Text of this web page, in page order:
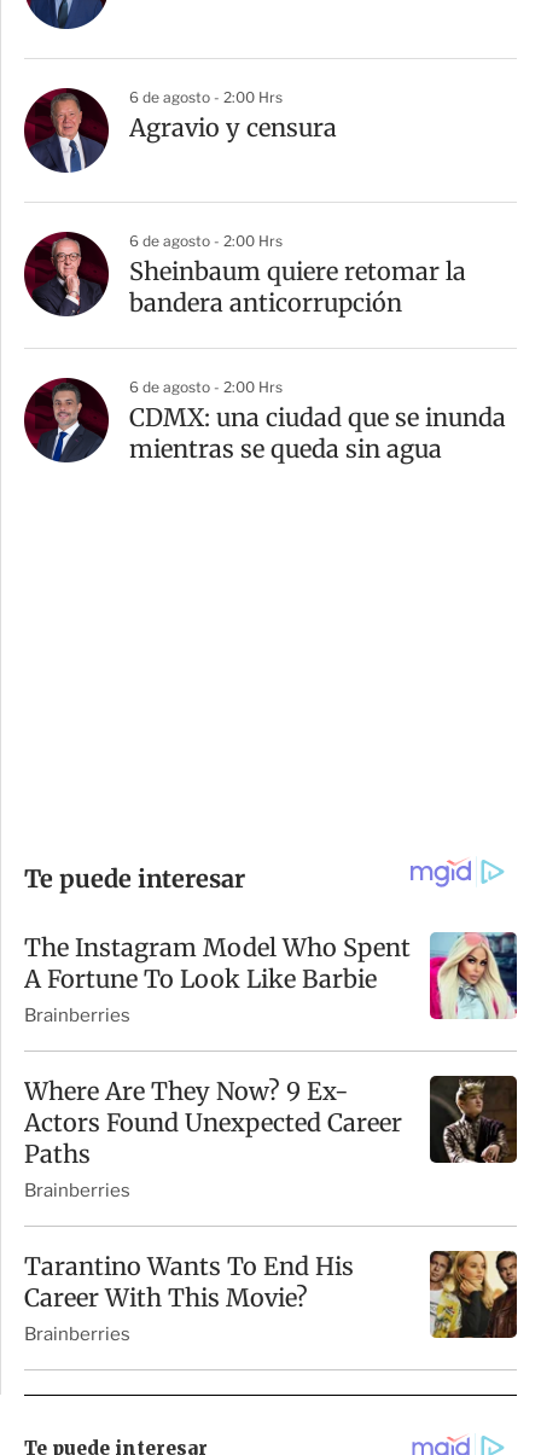
6 de agosto - 2:00 Hrs
Agravio y censura
6 de agosto - 2:00 Hrs
Sheinbaum quiere retomar la
bandera anticorrupción
6 de agosto - 2:00 Hrs
CDMX: una ciudad que se inunda
mientras se queda sin agua